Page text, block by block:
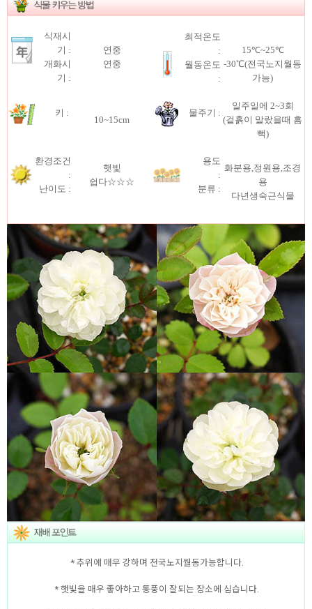
식재시
기 :
개화시
기 :
연중
연중
최적온도
:
월동온도
:
15℃~25℃
-30℃(전국노지월동
가능)
키 :
10~15cm
물주기 :
일주일에 2~3회
(겉흙이 말랐을때 흠
뻑)
환경조건
:
난이도 :
햇빛
쉽다☆☆☆
용도
:
분류 :
화분용,정원용,조경
용
다년생숙근식물
* 추위에 매우 강하며 전국노지월동가능합니다.
* 햇빛을 매우 좋아하고 통풍이 잘되는 장소에 심습니다.